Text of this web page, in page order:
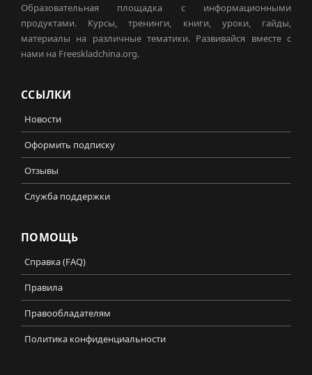
Образовательная площадка с информационными
продуктами. Курсы, тренинги, книги, уроки, гайды,
материалы на различные тематики. Развивайся вместе с
нами на Freeskladchina.org.
ССЫЛКИ
Новости
Оформить подписку
Отзывы
Служба поддержки
ПОМОЩЬ
Справка (FAQ)
Правила
Правообладателям
Политика конфиденциальности